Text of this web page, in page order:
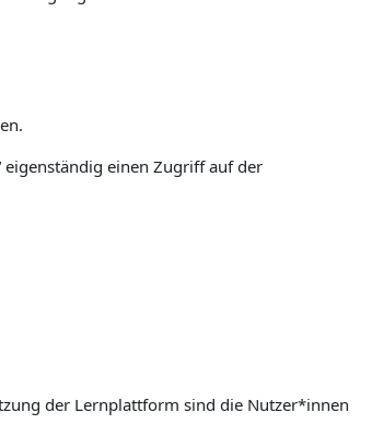
einen Zugriff auf der
der Lernplattform sind die Nutzer*innen